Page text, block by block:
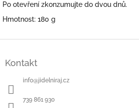
Po otevření zkonzumujte do dvou dnů.
Hmotnost: 180 g
Kontakt
info@jidelniraj.cz
739 861 930